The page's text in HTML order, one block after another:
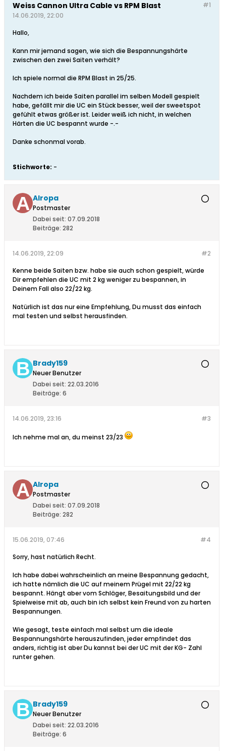
#1
Weiss Cannon Ultra Cable vs RPM Blast
14.06.2019, 22:00
Hallo,
Kann mir jemand sagen, wie sich die Bespannungshärte
zwischen den zwei Saiten verhält?
Ich spiele normal die RPM Blast in 25/25.
Nachdem ich beide Saiten parallel im selben Modell gespielt
habe, gefällt mir die UC ein Stück besser, weil der sweetspot
gefühlt etwas größer ist. Leider weiß ich nicht, in welchen
Härten die UC bespannt wurde -.-
Danke schonmal vorab.
Stichworte: -
Alropa
Postmaster
Dabei seit: 07.09.2018
Beiträge: 282
#2
14.06.2019, 22:09
Kenne beide Saiten bzw. habe sie auch schon gespielt, würde
Dir empfehlen die UC mit 2 kg weniger zu bespannen, in
Deinem Fall also 22/22 kg.
Natürlich ist das nur eine Empfehlung, Du musst das einfach
mal testen und selbst herausfinden.
Brady159
Neuer Benutzer
Dabei seit: 22.03.2016
Beiträge: 6
#3
14.06.2019, 23:16
Ich nehme mal an, du meinst 23/23
Alropa
Postmaster
Dabei seit: 07.09.2018
Beiträge: 282
#4
15.06.2019, 07:46
Sorry, hast natürlich Recht.
Ich habe dabei wahrscheinlich an meine Bespannung gedacht,
ich hatte nämlich die UC auf meinem Prügel mit 22/22 kg
bespannt. Hängt aber vom Schläger, Besaitungsbild und der
Spielweise mit ab, auch bin ich selbst kein Freund von zu harten
Bespannungen.
Wie gesagt, teste einfach mal selbst um die ideale
Bespannungshärte herauszufinden, jeder empfindet das
anders, richtig ist aber Du kannst bei der UC mit der KG- Zahl
runter gehen.
Brady159
Neuer Benutzer
Dabei seit: 22.03.2016
Beiträge: 6